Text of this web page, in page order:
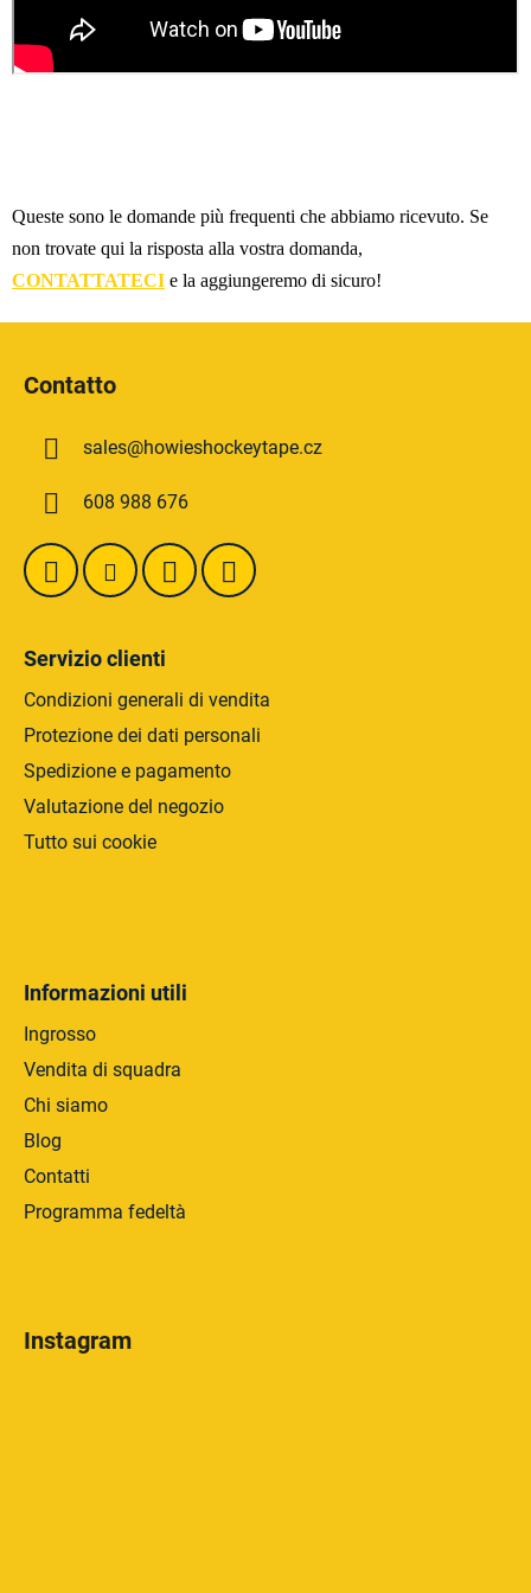
Queste sono le domande più frequenti che abbiamo ricevuto. Se
non trovate qui la risposta alla vostra domanda,
CONTATTATECI e la aggiungeremo di sicuro!
Contatto
sales@howieshockeytape.cz
608 988 676
Servizio clienti
Condizioni generali di vendita
Protezione dei dati personali
Spedizione e pagamento
Valutazione del negozio
Tutto sui cookie
Informazioni utili
Ingrosso
Vendita di squadra
Chi siamo
Blog
Contatti
Programma fedeltà
Instagram